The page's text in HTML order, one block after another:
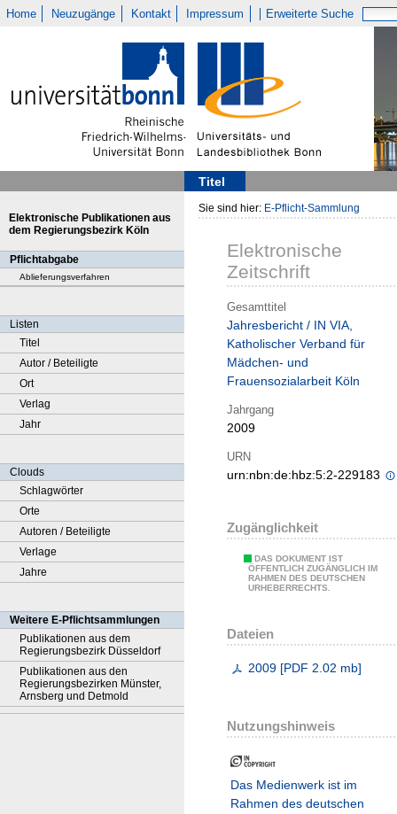
Home Neuzugänge Kontakt Impressum Erweiterte Suche
Titel
Elektronische Publikationen aus
dem Regierungsbezirk Köln
Pflichtabgabe
Ablieferungsverfahren
Listen
Titel
Autor / Beteiligte
Ort
Verlag
Jahr
Clouds
Schlagwörter
Orte
Autoren / Beteiligte
Verlage
Jahre
Weitere E-Pflichtsammlungen
Publikationen aus dem
Regierungsbezirk Düsseldorf
Publikationen aus den
Regierungsbezirken Münster,
Arnsberg und Detmold
Sie sind hier: E-Pflicht-Sammlung
Elektronische
Zeitschrift
Gesamttitel
Jahresbericht / IN VIA,
Katholischer Verband für
Mädchen- und
Frauensozialarbeit Köln
Jahrgang
2009
URN
urn:nbn:de:hbz:5:2-229183
Zugänglichkeit
DAS DOKUMENT IST
ÖFFENTLICH ZUGÄNGLICH IM
RAHMEN DES DEUTSCHEN
URHEBERRECHTS.
Dateien
2009 [PDF 2.02 mb]
Nutzungshinweis
Das Medienwerk ist im
Rahmen des deutschen